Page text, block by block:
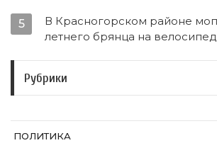
5
В Красногорском районе
летнего брянца на
Рубрики
ПОЛИТИКА